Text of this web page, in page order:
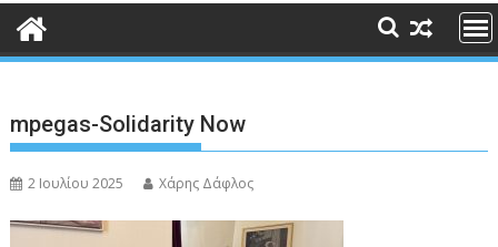
mpegas-Solidarity Now
2 Ιουλίου 2025 Χάρης Δάφλος